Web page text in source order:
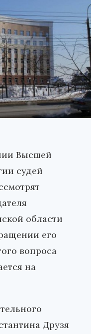
Высшей
судей
области
его
вопроса
на
Друзя